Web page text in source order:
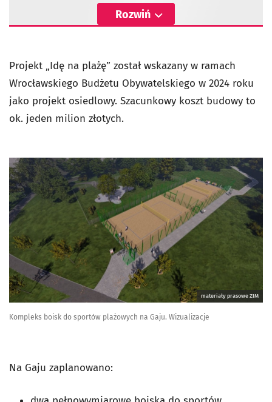
Rozwiń
Projekt „Idę na plażę” został wskazany w ramach
Wrocławskiego Budżetu Obywatelskiego w 2024 roku
jako projekt osiedlowy. Szacunkowy koszt budowy to
ok. jeden milion złotych.
materiały prasowe ZIM
Kompleks boisk do sportów plażowych na Gaju. Wizualizacje
Na Gaju zaplanowano: